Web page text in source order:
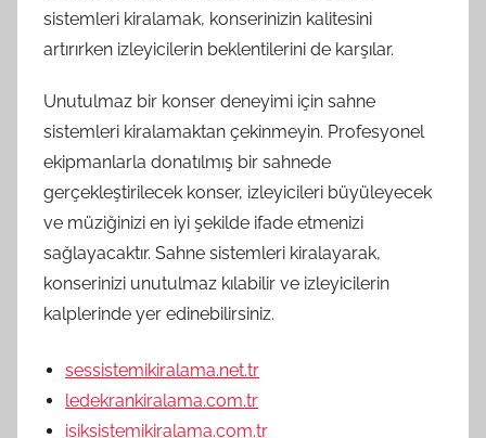
sistemleri kiralamak, konserinizin kalitesini
artırırken izleyicilerin beklentilerini de karşılar.
Unutulmaz bir konser deneyimi için sahne
sistemleri kiralamaktan çekinmeyin. Profesyonel
ekipmanlarla donatılmış bir sahnede
gerçekleştirilecek konser, izleyicileri büyüleyecek
ve müziğinizi en iyi şekilde ifade etmenizi
sağlayacaktır. Sahne sistemleri kiralayarak,
konserinizi unutulmaz kılabilir ve izleyicilerin
kalplerinde yer edinebilirsiniz.
sessistemikiralama.net.tr
ledekrankiralama.com.tr
isiksistemikiralama.com.tr